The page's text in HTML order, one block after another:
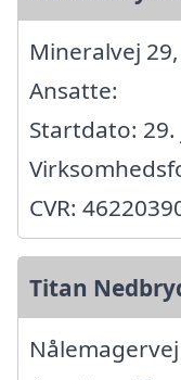
Mineralvej
Ansatte:
Startdato:
CVR:
Titan